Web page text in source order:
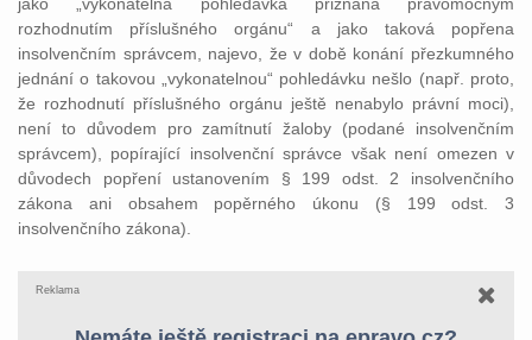
rozhodnutím příslušného orgánu“ a jako taková popřena
insolvenčním správcem, najevo, že v době konání přezkumného
jednání o takovou „vykonatelnou“ pohledávku nešlo (např. proto,
že rozhodnutí příslušného orgánu ještě nenabylo právní moci),
není to důvodem pro zamítnutí žaloby (podané insolvenčním
správcem), popírající insolvenční správce však není omezen v
důvodech popření ustanovením § 199 odst. 2 insolvenčního
zákona ani obsahem popěrného úkonu (§ 199 odst. 3
insolvenčního zákona).
Reklama